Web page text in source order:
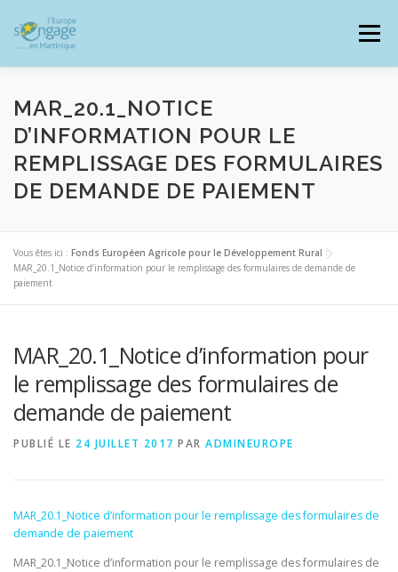
contenu
Menu
PROGRAMMES J’AI UN PROJET
SIGNALER UNE FRAUDE
MAR_20.1_NOTICE
D’INFORMATION POUR LE
REMPLISSAGE DES FORMULAIRES
DE DEMANDE DE PAIEMENT
Vous êtes ici : Fonds Européen Agricole pour le Développement Rural >
MAR_20.1_Notice d’information pour le remplissage des formulaires de demande de
paiement
MAR_20.1_Notice d’information pour
le remplissage des formulaires de
demande de paiement
PUBLIÉ LE 24 JUILLET 2017 PAR ADMINEUROPE
MAR_20.1_Notice d’information pour le remplissage des formulaires de
demande de paiement
MAR_20.1_Notice d’information pour le remplissage des formulaires de